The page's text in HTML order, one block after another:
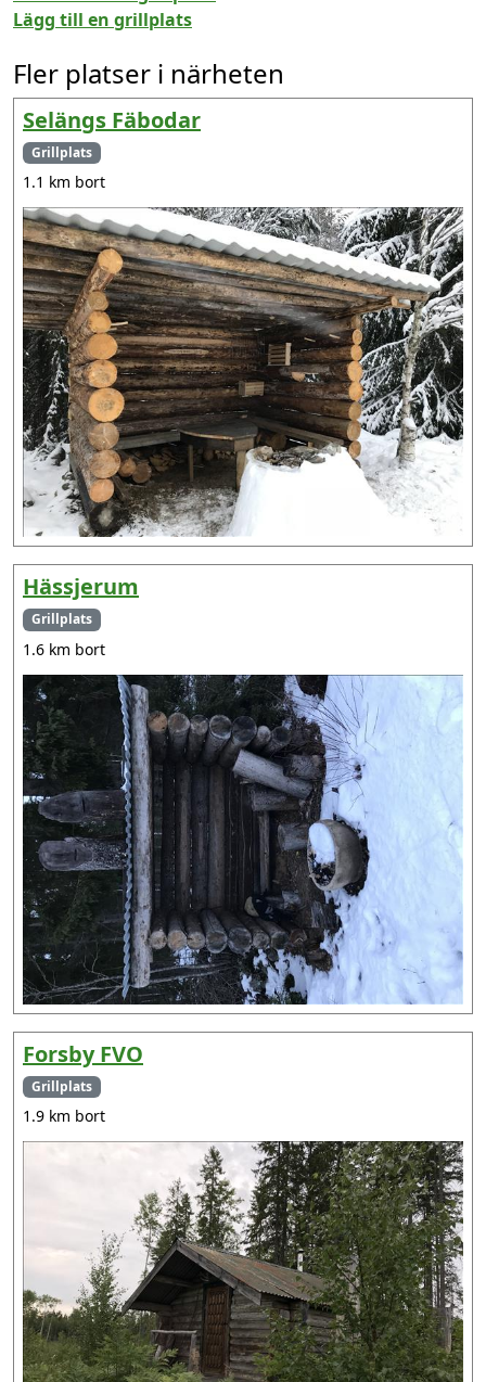
Lägg till en grillplats
Fler platser i närheten
Selängs Fäbodar
Grillplats
1.1 km bort
Hässjerum
Grillplats
1.6 km bort
Forsby FVO
Grillplats
1.9 km bort